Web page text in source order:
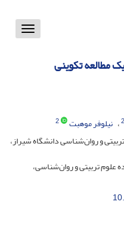
Toggle
مطالعه تکوینی
2 نیلوفر موهبت
2
و روان‌شناسی دانشگاه شیراز،
علوم تربیتی و روان‌شناسی،